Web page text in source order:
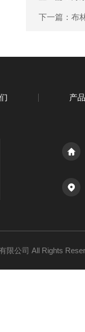
下一篇： 布
产
限公司 All Rights